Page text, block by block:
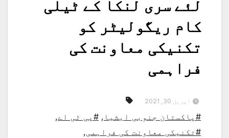
لئے سری لنکا کے ٹیلی
کام ریگولیٹر کو
تکنیکی معاونت کی
فراہمی
اپریل 30, 2021
#پاکستان جنوبی ایشیا , #پی ٹی اے,
#تکنیکی معاونت کی فراہمی,